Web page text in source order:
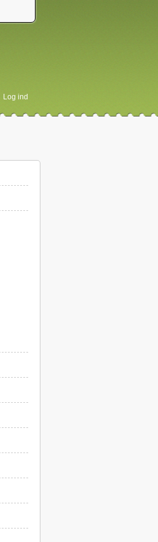
Log ind